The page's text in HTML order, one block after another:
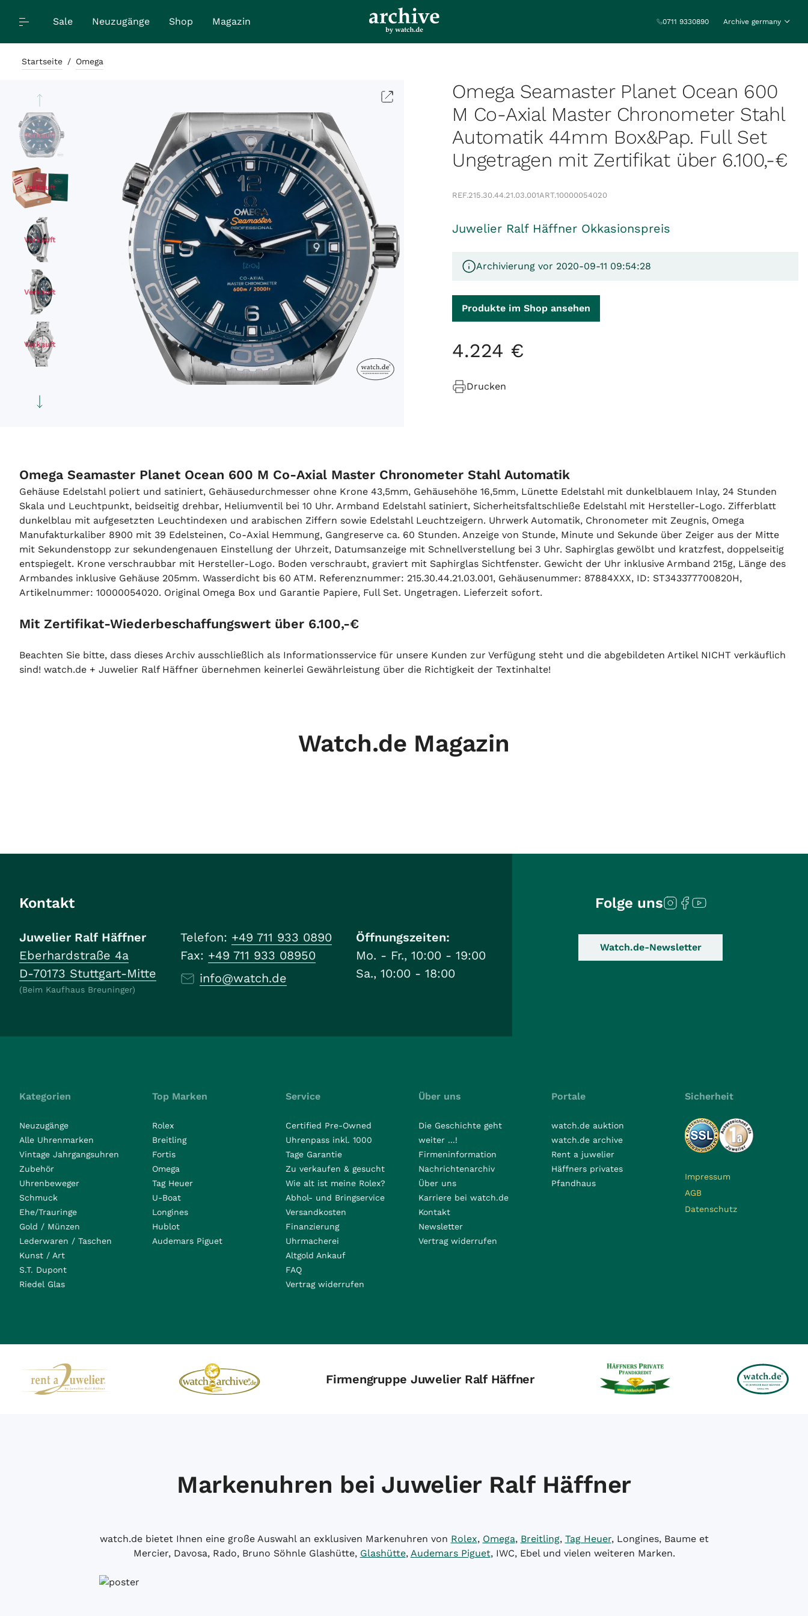
Sale Neuzugänge Shop Magazin 0711 9330890 Archive germany
Startseite / Omega
Omega Seamaster Planet Ocean 600
M Co-Axial Master Chronometer Stahl
Automatik 44mm Box&Pap. Full Set
Ungetragen mit Zertifikat über 6.100,-€
Verkauft
Verkauft
Verkauft
Verkauft
Verkauft
Verkauft
REF.215.30.44.21.03.001ART.10000054020
Juwelier Ralf Häffner Okkasionspreis
Archivierung vor 2020-09-11 09:54:28
Produkte im Shop ansehen
4.224 €
Drucken
Omega Seamaster Planet Ocean 600 M Co-Axial Master Chronometer Stahl Automatik
Gehäuse Edelstahl poliert und satiniert, Gehäusedurchmesser ohne Krone 43,5mm, Gehäusehöhe 16,5mm, Lünette Edelstahl mit dunkelblauem Inlay, 24 Stunden
Skala und Leuchtpunkt, beidseitig drehbar, Heliumventil bei 10 Uhr. Armband Edelstahl satiniert, Sicherheitsfaltschließe Edelstahl mit Hersteller-Logo. Zifferblatt
dunkelblau mit aufgesetzten Leuchtindexen und arabischen Ziffern sowie Edelstahl Leuchtzeigern. Uhrwerk Automatik, Chronometer mit Zeugnis, Omega
Manufakturkaliber 8900 mit 39 Edelsteinen, Co-Axial Hemmung, Gangreserve ca. 60 Stunden. Anzeige von Stunde, Minute und Sekunde über Zeiger aus der Mitte
mit Sekundenstopp zur sekundengenauen Einstellung der Uhrzeit, Datumsanzeige mit Schnellverstellung bei 3 Uhr. Saphirglas gewölbt und kratzfest, doppelseitig
entspiegelt. Krone verschraubbar mit Hersteller-Logo. Boden verschraubt, graviert mit Saphirglas Sichtfenster. Gewicht der Uhr inklusive Armband 215g, Länge des
Armbandes inklusive Gehäuse 205mm. Wasserdicht bis 60 ATM. Referenznummer: 215.30.44.21.03.001, Gehäusenummer: 87884XXX, ID: ST343377700820H,
Artikelnummer: 10000054020. Original Omega Box und Garantie Papiere, Full Set. Ungetragen. Lieferzeit sofort.
Mit Zertifikat-Wiederbeschaffungswert über 6.100,-€
Beachten Sie bitte, dass dieses Archiv ausschließlich als Informationsservice für unsere Kunden zur Verfügung steht und die abgebildeten Artikel NICHT verkäuflich
sind! watch.de + Juwelier Ralf Häffner übernehmen keinerlei Gewährleistung über die Richtigkeit der Textinhalte!
Watch.de Magazin
Kontakt
Juwelier Ralf Häffner
Eberhardstraße 4a
D-70173 Stuttgart-Mitte
(Beim Kaufhaus Breuninger)
Telefon: +49 711 933 0890
Fax: +49 711 933 08950
info@watch.de
Öffnungszeiten:
Mo. - Fr., 10:00 - 19:00
Sa., 10:00 - 18:00
Folge uns
Watch.de-Newsletter
Kategorien
Neuzugänge
Alle Uhrenmarken
Vintage Jahrgangsuhren
Zubehör
Uhrenbeweger
Schmuck
Ehe/Trauringe
Gold / Münzen
Lederwaren / Taschen
Kunst / Art
S.T. Dupont
Riedel Glas
Top Marken
Rolex
Breitling
Fortis
Omega
Tag Heuer
U-Boat
Longines
Hublot
Audemars Piguet
Service
Certified Pre-Owned
Uhrenpass inkl. 1000
Tage Garantie
Zu verkaufen & gesucht
Wie alt ist meine Rolex?
Abhol- und Bringservice
Versandkosten
Finanzierung
Uhrmacherei
Altgold Ankauf
FAQ
Vertrag widerrufen
Über uns
Die Geschichte geht
weiter ...!
Firmeninformation
Nachrichtenarchiv
Über uns
Karriere bei watch.de
Kontakt
Newsletter
Vertrag widerrufen
Portale
watch.de auktion
watch.de archive
Rent a juwelier
Häffners privates
Pfandhaus
Sicherheit
Impressum
AGB
Datenschutz
Firmengruppe Juwelier Ralf Häffner
Markenuhren bei Juwelier Ralf Häffner
watch.de bietet Ihnen eine große Auswahl an exklusiven Markenuhren von Rolex, Omega, Breitling, Tag Heuer, Longines, Baume et
Mercier, Davosa, Rado, Bruno Söhnle Glashütte, Glashütte, Audemars Piguet, IWC, Ebel und vielen weiteren Marken.